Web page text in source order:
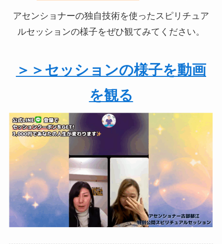
アセンショナーの独自技術を使ったスピリチュア
ルセッションの様子をぜひ観てみてください。
＞＞セッションの様子を動画
を観る